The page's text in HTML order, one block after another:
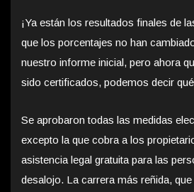
¡Ya están los resultados finales de
que los porcentajes no han
nuestro informe inicial, pero ahora
sido certificados, podemos decir
Se aprobaron todas las medidas
excepto la que cobra a los
asistencia legal gratuita para las
desalojo. La carrera más reñida,